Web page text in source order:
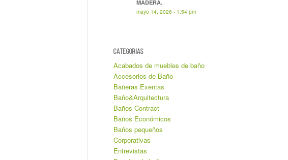
MADERA.
mayo 14, 2026 - 1:54 pm
CATEGORIAS
Acabados de muebles de baño
Accesorios de Baño
Bañeras Exentas
Baño&Arquitectura
Baños Contract
Baños Económicos
Baños pequeños
Corporativas
Entrevistas